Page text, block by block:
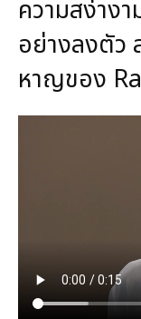
ความสง่าง
อย่างลงตั
หาญของ